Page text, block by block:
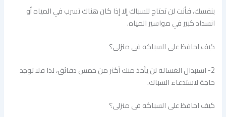
بنفسك، فأنت لن تحتاج للسباك إلا إذا كان هناك تسرب في المياه أو
انسداد كبير في مواسير المياه.
كيف احافظ على السباكه فى منزلى؟
2- استبدال الغسالة لن يأخذ منك أكثر من خمس دقائق، لذا فلا توجد
حاجة لاستدعاء السباك.
كيف احافظ على السباكه فى منزلى؟